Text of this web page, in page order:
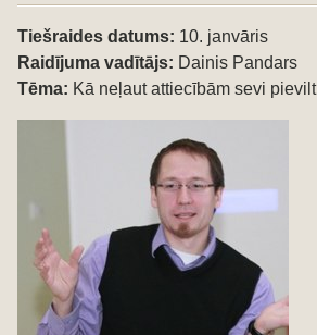
Tiešraides datums: 10. janvāris
Raidījuma vadītājs: Dainis Pandars
Tēma: Kā neļaut attiecībām sevi pievilt